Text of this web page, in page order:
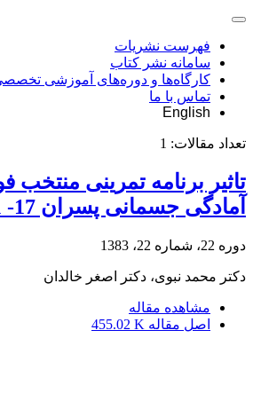
فهرست نشریات
سامانه نشر کتاب
کارگاه‌ها و دوره‌های آموزشی
تماس با ما
English
تعداد مقالات: 1
تاثیر برنامه تمرینی منتخب
آمادگی جسمانی پسران 17- 11 ساله
دوره 22، شماره 22، 1383
دکتر محمد نبوی، دکتر اصغر خالدان
مشاهده مقاله
اصل مقاله 455.02 K